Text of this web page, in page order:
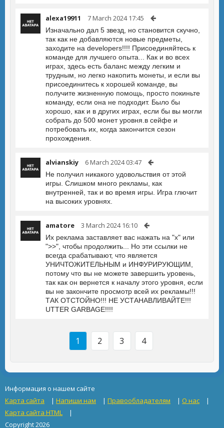
alexa19911 7 March 2024 17:45
Изначально дал 5 звезд, но становится скучно,
так как не добавляются новые предметы,
заходите на developers!!!! Присоединяйтесь к
команде для лучшего опыта... Как и во всех
играх, здесь есть баланс между легким и
трудным, но легко накопить монеты, и если вы
присоединитесь к хорошей команде, вы
получите жизненную помощь, просто покиньте
команду, если она не подходит. Было бы
хорошо, как и в других играх, если бы вы могли
собрать до 500 монет уровня.в сейфе и
потребовать их, когда закончится сезон
прохождения.
alvianskiy 6 March 2024 03:47
Не получил никакого удовольствия от этой
игры. Слишком много рекламы, как
внутренней, так и во время игры. Игра глючит
на высоких уровнях.
amatore 3 March 2024 16:10
Их реклама заставляет вас нажать на "x" или
">>", чтобы продолжить... Но эти ссылки не
всегда срабатывают, что является
УНИЧТОЖИТЕЛЬНЫМ и ИНФУРИРУЮЩИМ,
потому что вы не можете завершить уровень,
так как он вернется к началу этого уровня, если
вы не закончите просмотр всей их рекламы!!!
ТАК ОТСТОЙНО!!! НЕ УСТАНАВЛИВАЙТЕ!!!
UTTER GARBAGE!!!!
1 2 3 4
Информация о нашем сайте
Карта сайта
| Напиши нам | Правообладателям | О нас
|
Карта сайта HTML
|
Copyright 2026